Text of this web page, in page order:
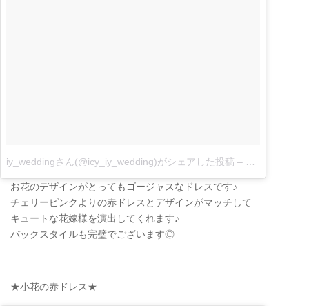
iy_weddingさん(@icy_iy_wedding)がシェアした投稿 –
お花のデザインがとってもゴージャスなドレスです♪
チェリーピンクよりの赤ドレスとデザインがマッチして
キュートな花嫁様を演出してくれます♪
バックスタイルも完璧でございます◎
★小花の赤ドレス★